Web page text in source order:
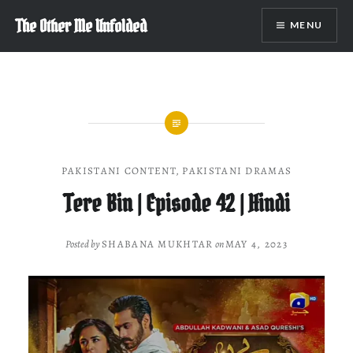
content
The Other Me Unfolded MENU
PAKISTANI CONTENT, PAKISTANI DRAMAS
Tere Bin | Episode 42 | Hindi
Posted bySHABANA MUKHTAR onMAY 4, 2023